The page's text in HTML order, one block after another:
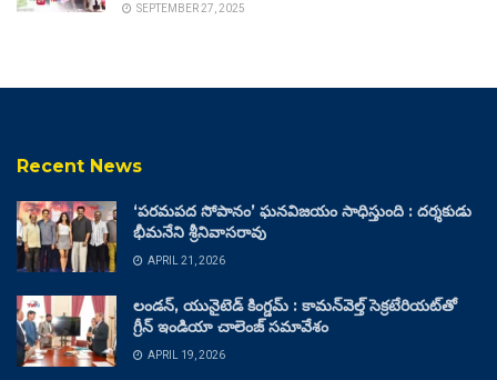
SEPTEMBER 27, 2025
Recent News
‘పరమపద సోపానం’ ఘనవిజయం సాధిస్తుంది : దర్శకుడు
భీమనేని శ్రీనివాసరావు
APRIL 21, 2026
లండన్, యునైటెడ్ కింగ్డమ్ : కామన్‌వెల్త్ సెక్రటేరియట్‌తో
గ్రీన్ ఇండియా చాలెంజ్ సమావేశం
APRIL 19, 2026